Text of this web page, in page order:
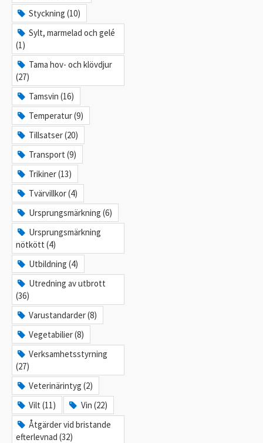
Styckning (10)
Sylt, marmelad och gelé
(1)
Tama hov- och klövdjur
(27)
Tamsvin (16)
Temperatur (9)
Tillsatser (20)
Transport (9)
Trikiner (13)
Tvärvillkor (4)
Ursprungsmärkning (6)
Ursprungsmärkning
nötkött (4)
Utbildning (4)
Utredning av utbrott
(36)
Varustandarder (8)
Vegetabilier (8)
Verksamhetsstyrning
(27)
Veterinärintyg (2)
Vilt (11)
Vin (22)
Åtgärder vid bristande
efterlevnad (32)